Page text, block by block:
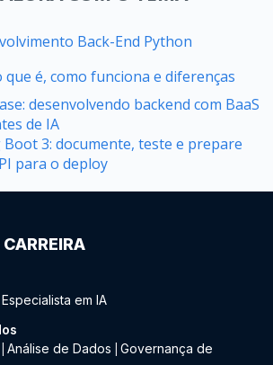
Back-End Python
que é, como funciona e diferenças
desenvolvendo backend com BaaS
de IA
3: documente, teste e prepare
para o deploy
Especialista em IA
Análise de Dados
Governança de